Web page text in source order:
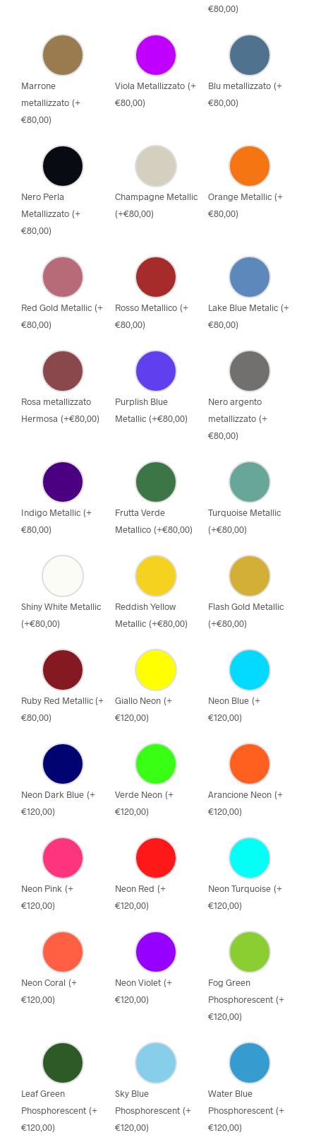
€80,00)
Marrone
metallizzato (+
€80,00)
Viola Metallizzato (+
€80,00)
Blu metallizzato (+
€80,00)
Nero Perla
Metallizzato (+
€80,00)
Champagne Metallic
(+€80,00)
Orange Metallic (+
€80,00)
Red Gold Metallic (+
€80,00)
Rosso Metallico (+
€80,00)
Lake Blue Metalic (+
€80,00)
Rosa metallizzato
Hermosa (+€80,00)
Purplish Blue
Metallic (+€80,00)
Nero argento
metallizzato (+
€80,00)
Indigo Metallic (+
€80,00)
Frutta Verde
Metallico (+€80,00)
Turquoise Metallic
(+€80,00)
Shiny White Metallic
(+€80,00)
Reddish Yellow
Metallic (+€80,00)
Flash Gold Metallic
(+€80,00)
Ruby Red Metallic (+
€80,00)
Giallo Neon (+
€120,00)
Neon Blue (+
€120,00)
Neon Dark Blue (+
€120,00)
Verde Neon (+
€120,00)
Arancione Neon (+
€120,00)
Neon Pink (+
€120,00)
Neon Red (+
€120,00)
Neon Turquoise (+
€120,00)
Neon Coral (+
€120,00)
Neon Violet (+
€120,00)
Fog Green
Phosphorescent (+
€120,00)
Leaf Green
Phosphorescent (+
€120,00)
Sky Blue
Phosphorescent (+
€120,00)
Water Blue
Phosphorescent (+
€120,00)